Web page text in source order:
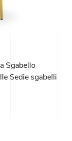
Sgabello
Sedie sgabelli